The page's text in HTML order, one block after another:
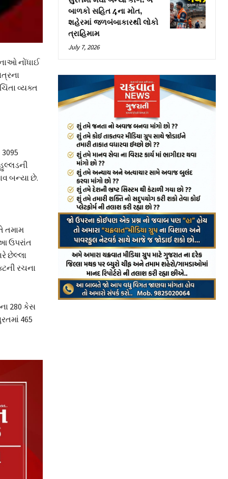
નોંધાઈ
વ્યક્ત
બન્યા છે.
તમામ
આ ઉપરાંત
છેલ્લા
રચના
280 કેસ
465
બાળકો સહિત 4ના મોત,
શહેરમાં જળબંબાકારથી લોકો
ત્રાહિમામ
July 7, 2026